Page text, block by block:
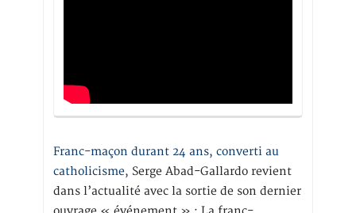
Franc-maçon durant 24 ans, converti au
catholicisme, Serge Abad-Gallardo revient
dans l’actualité avec la sortie de son dernier